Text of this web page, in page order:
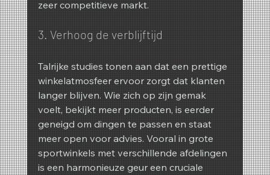
zeer competitieve markt.
3. Verhoog de verblijftijd
Talrijke studies tonen aan dat een prettige
winkelatmosfeer ervoor zorgt dat klanten
langer blijven. Wie zich op zijn gemak
voelt, bekijkt meer producten, is eerder
geneigd om dingen te passen en staat
meer open voor advies. Vooral in grote
sportwinkels met verschillende afdelingen
is een harmonieuze geur een cruciale